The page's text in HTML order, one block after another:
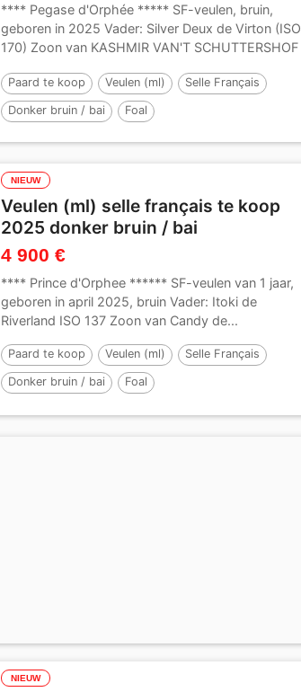
**** Pegase d'Orphée ***** SF-veulen, bruin,
geboren in 2025 Vader: Silver Deux de Virton (ISO
170) Zoon van KASHMIR VAN'T SCHUTTERSHOF
Paard te koop Veulen (ml) Selle Français
Donker bruin / bai Foal
NIEUW
Veulen (ml) selle français te koop
2025 donker bruin / bai
4 900 €
**** Prince d'Orphee ****** SF-veulen van 1 jaar,
geboren in april 2025, bruin Vader: Itoki de
Riverland ISO 137 Zoon van Candy de...
Paard te koop Veulen (ml) Selle Français
Donker bruin / bai Foal
NIEUW